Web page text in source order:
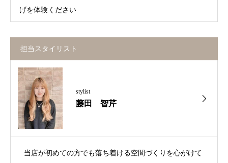
げを体験ください
担当スタイリスト
stylist
藤田 智芹
当店が初めての方でも落ち着ける空間づくりを心がけて